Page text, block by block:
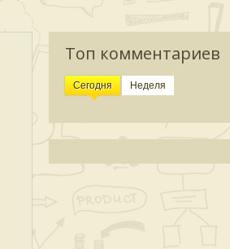
Топ комментариев
Сегодня Неделя